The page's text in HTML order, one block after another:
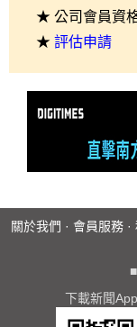
★ 公司會員資
★ 評估申請
關於我們 · 會員服務 ·
■
下載新聞App